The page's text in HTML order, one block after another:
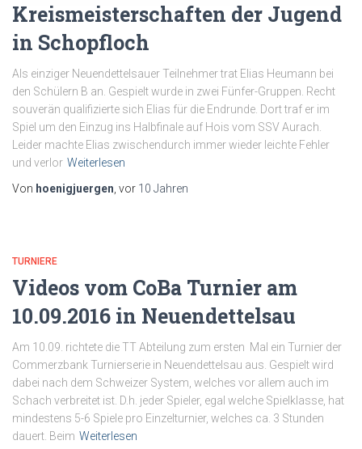
Kreismeisterschaften der Jugend
in Schopfloch
Als einziger Neuendettelsauer Teilnehmer trat Elias Heumann bei
den Schülern B an. Gespielt wurde in zwei Fünfer-Gruppen. Recht
souverän qualifizierte sich Elias für die Endrunde. Dort traf er im
Spiel um den Einzug ins Halbfinale auf Hois vom SSV Aurach.
Leider machte Elias zwischendurch immer wieder leichte Fehler
und verlor Weiterlesen
Von hoenigjuergen , vor 10 Jahren
TURNIERE
Videos vom CoBa Turnier am
10.09.2016 in Neuendettelsau
Am 10.09. richtete die TT Abteilung zum ersten Mal ein Turnier der
Commerzbank Turnierserie in Neuendettelsau aus. Gespielt wird
dabei nach dem Schweizer System, welches vor allem auch im
Schach verbreitet ist. D.h. jeder Spieler, egal welche Spielklasse, hat
mindestens 5-6 Spiele pro Einzelturnier, welches ca. 3 Stunden
dauert. Beim Weiterlesen